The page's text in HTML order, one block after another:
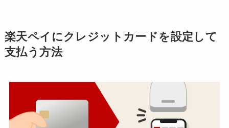
楽天ペイにクレジットカードを設定して
支払う方法